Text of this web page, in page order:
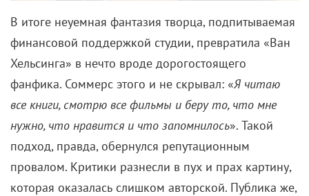
В итоге неуемная фантазия творца, подпитываемая
финансовой поддержкой студии, превратила «Ван
Хельсинга» в нечто вроде дорогостоящего
фанфика. Соммерс этого и не скрывал: «Я читаю
все книги, смотрю все фильмы и беру то, что мне
нужно, что нравится и что запомнилось». Такой
подход, правда, обернулся репутационным
провалом. Критики разнесли в пух и прах картину,
которая оказалась слишком авторской. Публика же,